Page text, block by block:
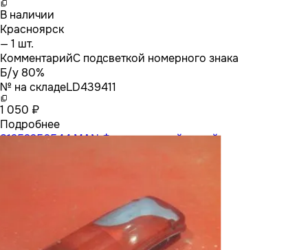
В наличии
Красноярск
— 1 шт.
КомментарийС подсветкой номерного знака
Б/у 80%
№ на складеLD439411
1 050 ₽
Подробнее
81252256544 MAN Фонарь задний левый